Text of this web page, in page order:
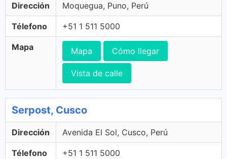
Dirección Moquegua, Puno, Perú
Télefono +51 1 511 5000
Mapa Mapa Cómo llegar
Vista de calle
Serpost, Cusco
Dirección Avenida El Sol, Cusco, Perú
Télefono +51 1 511 5000